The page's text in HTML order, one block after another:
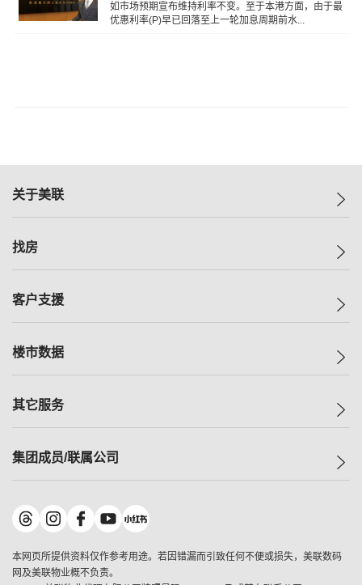
如市场预期宣布维持利率不变。至于本港方面，由于最
优惠利率(P)早已回落至上一轮加息周期前水...
关于美联
美联集团
人才招募
找房
一手新房
减价
美联豪宅
独家楼盘
租房
客户支援
自助放盘
查询热线
按揭计算机
负担能力计算机
转按计算机
缴款方式
楼市数据
指数
历史成交
小区成交排行榜
地区百科
其它服务
小区专页
美联精英会
美善会
集团成员/联属公司
美联物业
鋑联控股*
美联工商铺*
美联中国
本网页所提供资料仅作参考用途。若因错漏而引致任何不便或损失，美联数码
网及美联物业概不负责。